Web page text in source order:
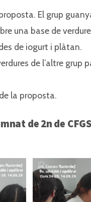
El grup
una base de
de iogurt i plàtan.
de l’altre grup
la proposta.
de 2n de